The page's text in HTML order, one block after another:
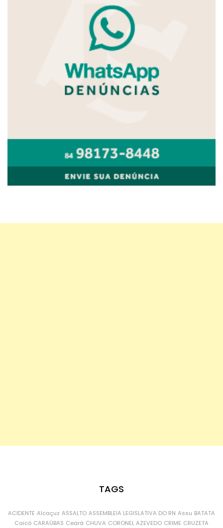
TAGS
ACIDENTE Alcaçuz ASSALTO ASSEMBLEIA LEGISLATIVA DO RN Assu BATATA
Caicó CARAÚBAS Ceará CHUVA CORONEL AZEVEDO CRIME CRUZETA